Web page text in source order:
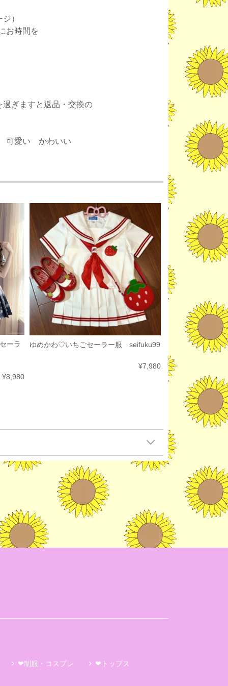
）
お時間を
ぎますと返品・交換の
愛い かわいい
ーラ
¥8,980
ゆめかわ♡いちごセーラー服 seifuku99
¥7,980
❤制服・コスプレ ❤トップス